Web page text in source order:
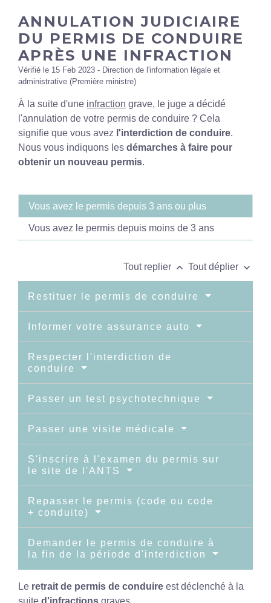
ANNULATION JUDICIAIRE
DU PERMIS DE CONDUIRE
APRÈS UNE INFRACTION
Vérifié le 15 Feb 2023 - Direction de l'information légale et
administrative (Première ministre)
À la suite d'une infraction grave, le juge a décidé
l'annulation de votre permis de conduire ? Cela
signifie que vous avez l'interdiction de conduire.
Nous vous indiquons les démarches à faire pour
obtenir un nouveau permis.
Vous avez le permis depuis 3 ans ou plus
Vous avez le permis depuis moins de 3 ans
Tout replier keyboard_arrow_up Tout déplier keyboard_arrow_down
Restituer le permis de conduire
Informer votre assurance auto
Respecter l'interdiction de
conduire
Passer un test psychotechnique
Passer une visite médicale
S'inscrire à l'examen du permis sur
le site de l'ANTS
Repasser le permis (code ou code
+ conduite)
Demander le permis de conduire à
la fin de la période d'interdiction
Le retrait de permis de conduire est déclenché à la
suite d'infractions graves.